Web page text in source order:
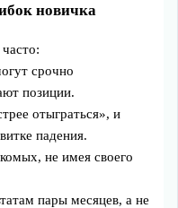
новичка
срочно
позиции.
отыграться», и
падения.
не имея своего
пары месяцев, а не